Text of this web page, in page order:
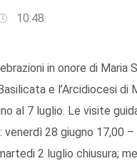
10:48
in onore di Maria
e l’Arcidiocesi di
al 7 luglio. Le visite
28 giugno 17,00
2 luglio chiusura;